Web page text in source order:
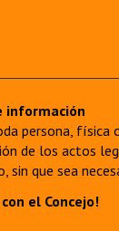
información
persona,
de los actos
sin que sea
el Concejo!